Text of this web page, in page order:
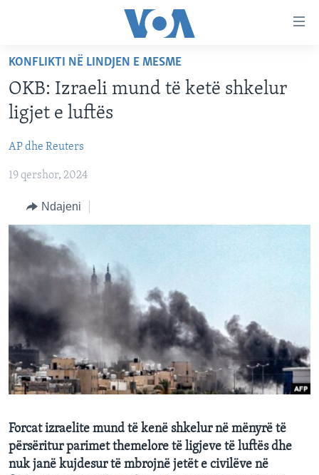
faqen
kryesore
Kalo
tek
faqja
Kalo
kërkimi
FAQJA KRYESORE
KATEGORITË
AMERIKA
BALLKANI
EVROPA
BOTA
MJEDISI
KULTURË
SHKENCË DHE TEKNOLOGJI
SHËNDETËSI
INTERVISTA
DITARI
DITARI
FOLLOW US
KONFLIKTI NË LINDJEN E MESME
OKB: Izraeli mund të ketë shkelur
ligjet e luftës
AP dhe Reuters
19 qershor, 2024
Ndajeni
Forcat izraelite mund të kenë shkelur në mënyrë të
përsëritur parimet themelore të ligjeve të luftës dhe
nuk janë kujdesur të mbrojnë jetët e civilëve në